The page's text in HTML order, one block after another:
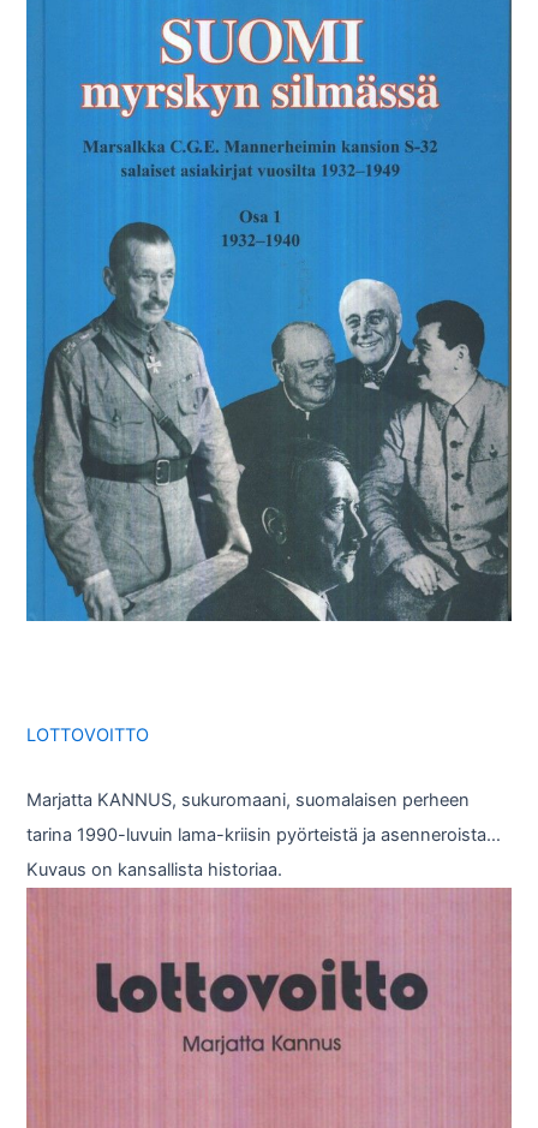
LOTTOVOITTO
Marjatta KANNUS, sukuromaani, suomalaisen perheen
tarina 1990-luvuin lama-kriisin pyörteistä ja asenneroista…
Kuvaus on kansallista historiaa.